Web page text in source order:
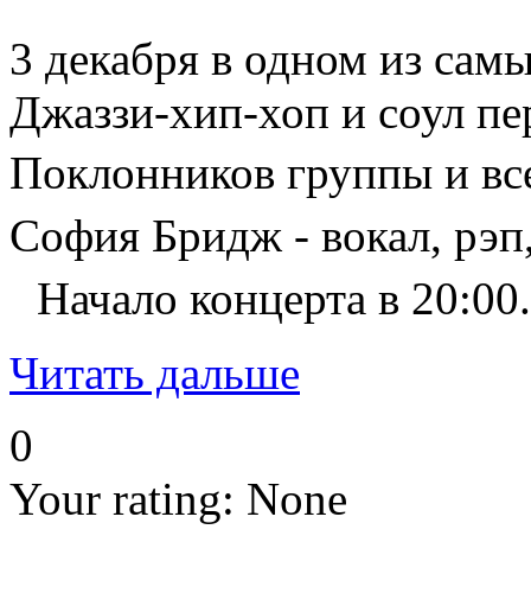
3 декабря в одном из
Джаззи-хип-хоп и соул
Поклонников группы и
София Бридж - вокал,
Начало концерта в 20:00.
Читать дальше
0
Your rating: None